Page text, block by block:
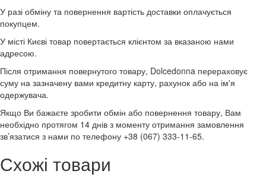
У разі обміну та повернення вартість доставки оплачується
покупцем.
У місті Києві товар повертається клієнтом за вказаною нами
адресою.
Після отримання повернутого товару, Dolcedonna перераховує
суму на зазначену вами кредитну карту, рахунок або на ім'я
одержувача.
Якщо Ви бажаєте зробити обмін або повернення товару, Вам
необхідно протягом 14 днів з моменту отримання замовлення
зв’язатися з нами по телефону +38 (067) 333-11-65.
Схожі товари